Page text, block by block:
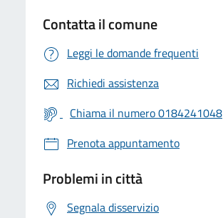
Contatta il comune
Leggi le domande frequenti
Richiedi assistenza
Chiama il numero 0184241048
Prenota appuntamento
Problemi in città
Segnala disservizio